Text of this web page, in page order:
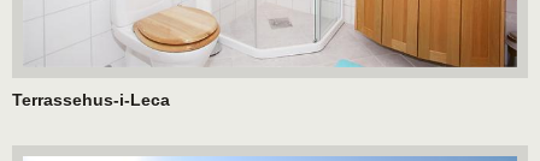
Terrassehus-i-Leca